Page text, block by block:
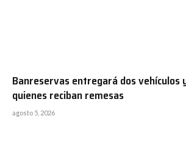
Banreservas entregará dos vehículos
quienes reciban remesas
agosto 5, 2026